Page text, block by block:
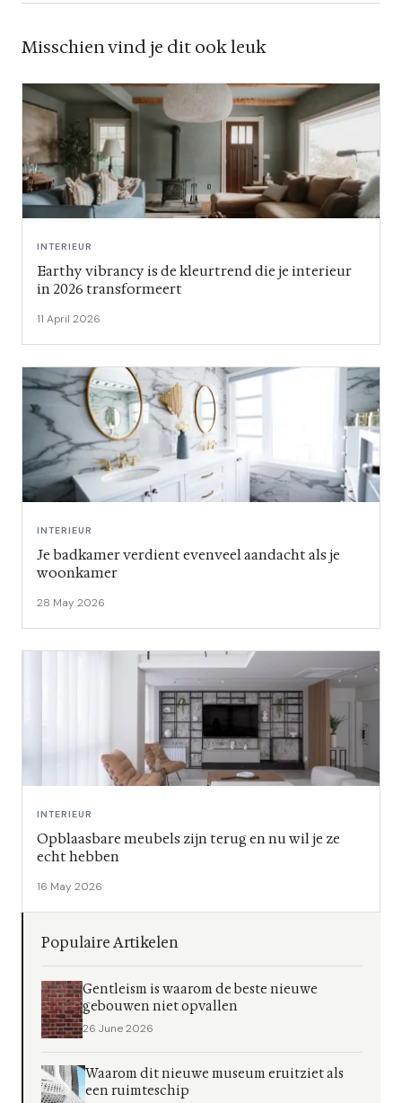
Misschien vind je dit ook leuk
INTERIEUR
Earthy vibrancy is de kleurtrend die je interieur
in 2026 transformeert
11 April 2026
INTERIEUR
Je badkamer verdient evenveel aandacht als je
woonkamer
28 May 2026
INTERIEUR
Opblaasbare meubels zijn terug en nu wil je ze
echt hebben
16 May 2026
Populaire Artikelen
Gentleism is waarom de beste nieuwe
gebouwen niet opvallen
26 June 2026
Waarom dit nieuwe museum eruitziet als
een ruimteschip